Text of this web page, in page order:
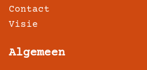
Contact
Visie
Algemeen